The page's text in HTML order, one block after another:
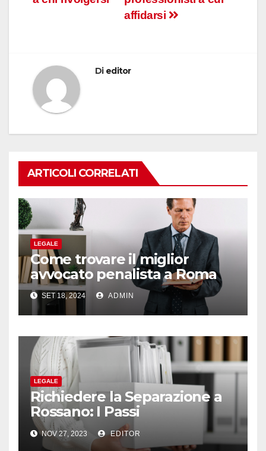
affidarsi
Di editor
ARTICOLI CORRELATI
LEGALE
Come trovare il miglior
avvocato penalista a Roma
SET 18, 2024 ADMIN
LEGALE
Richiedere la Separazione a
Rossano: I Passi
Fondamentali con
l’Assistenza di un Legale
NOV 27, 2023 EDITOR